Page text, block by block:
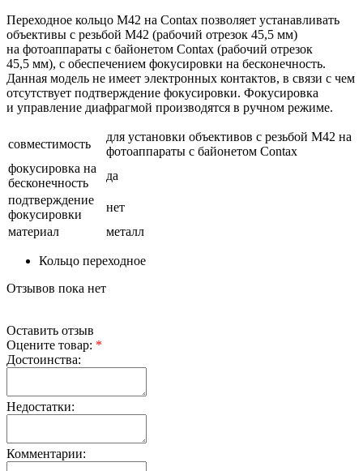
Переходное кольцо M42 на Contax позволяет устанавливать
объективы с резьбой М42 (рабочий отрезок 45,5 мм)
на фотоаппараты с байонетом Contax (рабочий отрезок
45,5 мм), с обеспечением фокусировки на бесконечность.
Данная модель не имеет электронных контактов, в связи с чем
отсутствует подтверждение фокусировки. Фокусировка
и управление диафрагмой производятся в ручном режиме.
совместимость
для установки объективов с резьбой М42 на
фотоаппараты с байонетом Contax
фокусировка на
бесконечность
да
подтверждение
фокусировки
нет
материал
металл
Кольцо переходное
Отзывов пока нет
Оставить отзыв
Оцените товар: *
Достоинства:
Недостатки:
Комментарии: